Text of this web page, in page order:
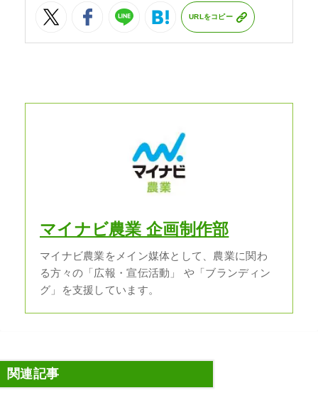
URLをコピー
マイナビ農業 企画制作部
マイナビ農業をメイン媒体として、農業に関わ
る方々の「広報・宣伝活動」 や「ブランディン
グ」を支援しています。
関連記事